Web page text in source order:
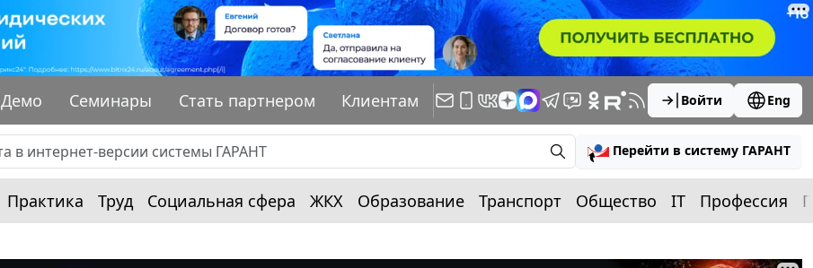
Демо Семинары Стать партнером Клиентам Войти Eng
Перейти в систему ГАРАНТ
Практика Труд Социальная сфера ЖКХ Образование Транспорт Общество IT Профессия